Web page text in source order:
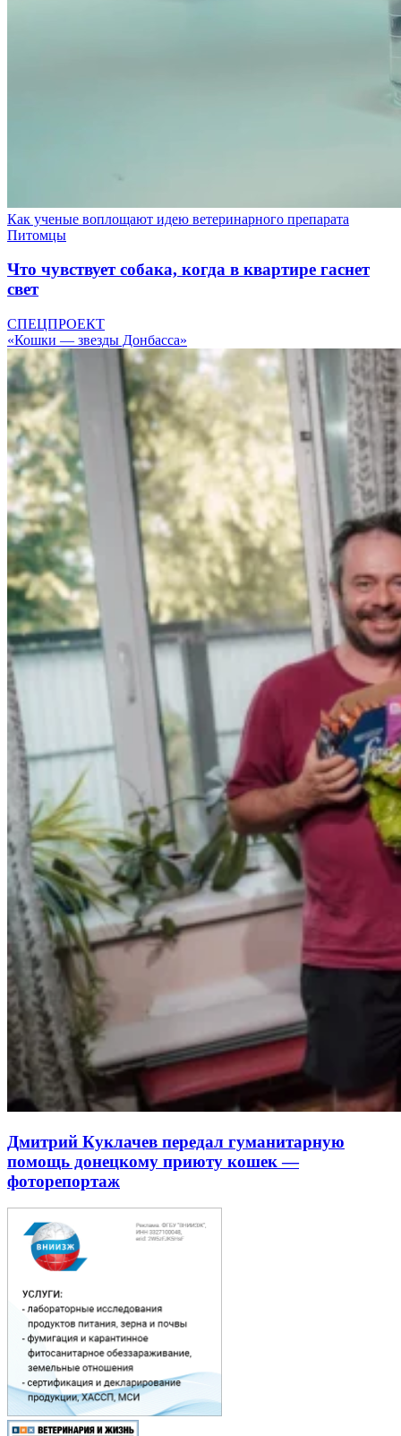
Как ученые воплощают идею ветеринарного препарата
Питомцы
Что чувствует собака, когда в квартире гаснет
свет
СПЕЦПРОЕКТ
«Кошки — звезды Донбасса»
Дмитрий Куклачев передал гуманитарную
помощь донецкому приюту кошек —
фоторепортаж